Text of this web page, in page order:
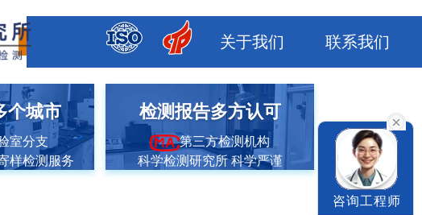
关于我们 联系我们
个城市
室分支
样检测服务
检测报告多方认可
第三方检测机构
科学检测研究所 科学严谨
咨询工程师